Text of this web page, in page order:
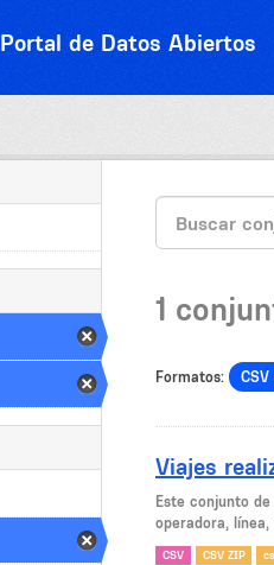
Portal de Datos Abiertos
1
Formatos: CSV
Viajes
Este conjunto
operadora,
CSV CSV ZIP